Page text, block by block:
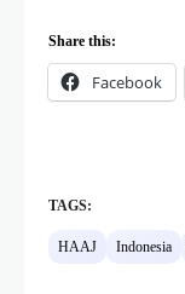
Share this:
Facebook
TAGS:
HAAJ Indonesia